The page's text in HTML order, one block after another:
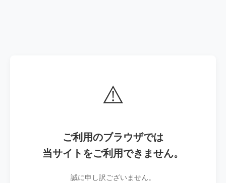
⚠️
ご利用のブラウザでは
当サイトをご利用できません。
誠に申し訳ございません。